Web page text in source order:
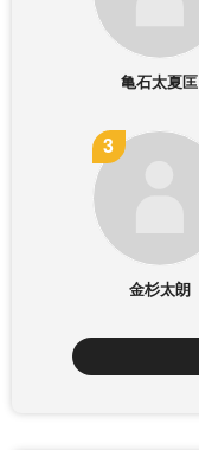
亀石太夏匡
金杉太朗